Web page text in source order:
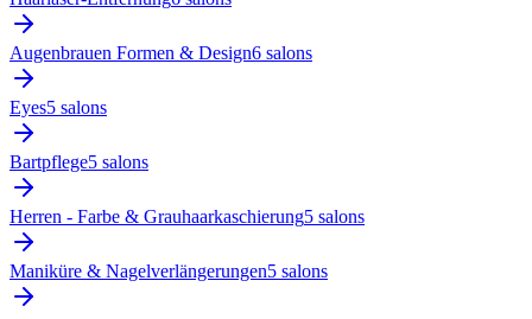
Augenbrauen Formen & Design6 salons
Eyes5 salons
Bartpflege5 salons
Herren - Farbe & Grauhaarkaschierung5 salons
Maniküre & Nagelverlängerungen5 salons